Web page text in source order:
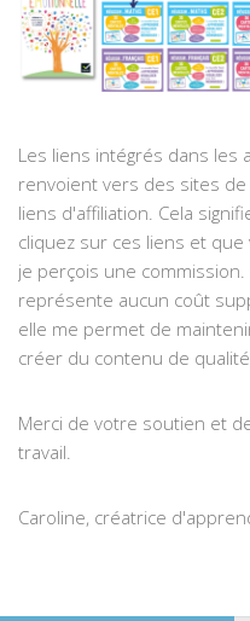
Les liens intégrés dans les
renvoient vers des sites
liens d'affiliation. Cela
cliquez sur ces liens et
je perçois une
représente aucun coût
elle me permet de
créer du contenu de
Merci de votre soutien et
travail.
Caroline, créatrice